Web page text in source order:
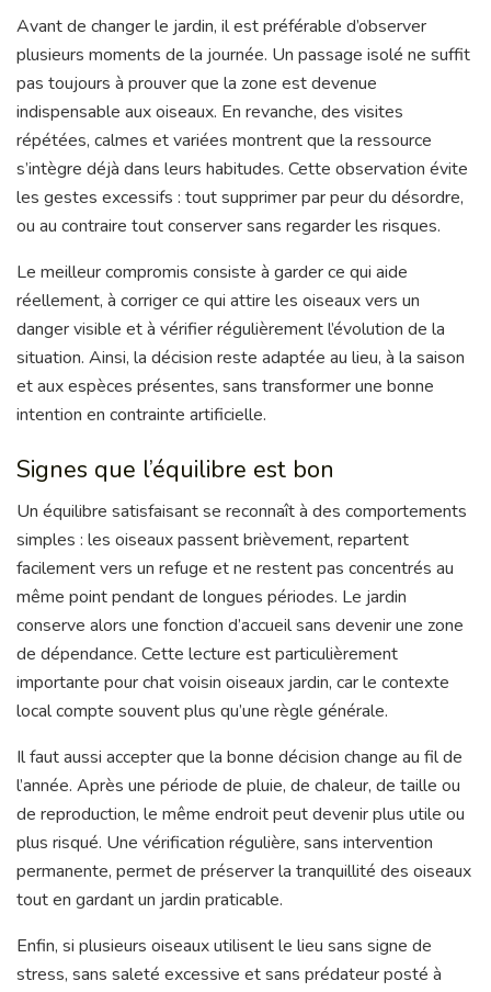
Avant de changer le jardin, il est préférable d’observer
plusieurs moments de la journée. Un passage isolé ne suffit
pas toujours à prouver que la zone est devenue
indispensable aux oiseaux. En revanche, des visites
répétées, calmes et variées montrent que la ressource
s’intègre déjà dans leurs habitudes. Cette observation évite
les gestes excessifs : tout supprimer par peur du désordre,
ou au contraire tout conserver sans regarder les risques.
Le meilleur compromis consiste à garder ce qui aide
réellement, à corriger ce qui attire les oiseaux vers un
danger visible et à vérifier régulièrement l’évolution de la
situation. Ainsi, la décision reste adaptée au lieu, à la saison
et aux espèces présentes, sans transformer une bonne
intention en contrainte artificielle.
Signes que l’équilibre est bon
Un équilibre satisfaisant se reconnaît à des comportements
simples : les oiseaux passent brièvement, repartent
facilement vers un refuge et ne restent pas concentrés au
même point pendant de longues périodes. Le jardin
conserve alors une fonction d’accueil sans devenir une zone
de dépendance. Cette lecture est particulièrement
importante pour chat voisin oiseaux jardin, car le contexte
local compte souvent plus qu’une règle générale.
Il faut aussi accepter que la bonne décision change au fil de
l’année. Après une période de pluie, de chaleur, de taille ou
de reproduction, le même endroit peut devenir plus utile ou
plus risqué. Une vérification régulière, sans intervention
permanente, permet de préserver la tranquillité des oiseaux
tout en gardant un jardin praticable.
Enfin, si plusieurs oiseaux utilisent le lieu sans signe de
stress, sans saleté excessive et sans prédateur posté à